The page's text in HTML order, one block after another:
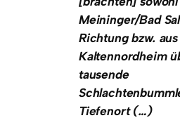
Meininger/Bad
Richtung bzw.
Kaltennordheim
tausende
Tiefenort (…)